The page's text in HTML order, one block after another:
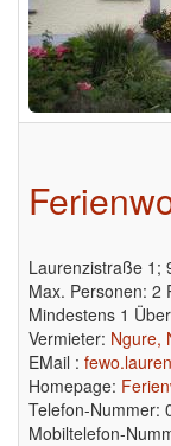
Laurenzistraße 1;
Max. Personen: 2
Mindestens 1
Vermieter: Ngure,
EMail :
Homepage:
Telefon-Nummer:
Mobiltelefon-